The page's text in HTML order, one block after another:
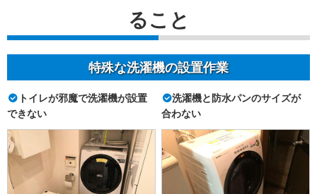
ること
特殊な洗濯機の設置作業
トイレが邪魔で洗濯機が設置
できない
洗濯機と防水パンのサイズが
合わない